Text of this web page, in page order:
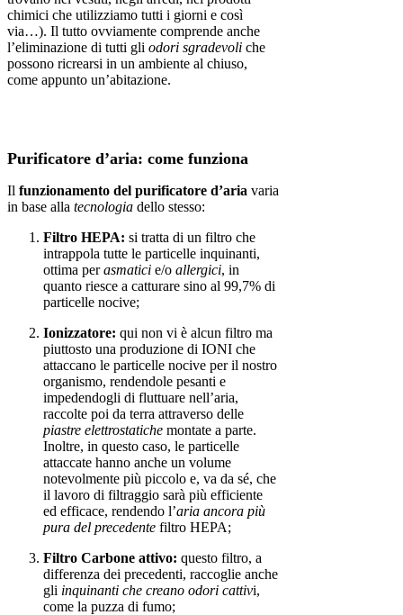
chimici che utilizziamo tutti i giorni e così
via…). Il tutto ovviamente comprende anche
l’eliminazione di tutti gli odori sgradevoli che
possono ricrearsi in un ambiente al chiuso,
come appunto un’abitazione.
Purificatore d’aria: come funziona
Il funzionamento del purificatore d’aria varia
in base alla tecnologia dello stesso:
Filtro HEPA: si tratta di un filtro che
intrappola tutte le particelle inquinanti,
ottima perasmatici e/o allergici, in
quanto riesce a catturare sino al 99,7% di
particelle nocive;
Ionizzatore: qui non vi è alcun filtro ma
piuttosto una produzione di IONI che
attaccano le particelle nocive per il nostro
organismo, rendendole pesanti e
impedendogli di fluttuare nell’aria,
raccolte poi da terra attraverso delle
piastre elettrostatiche montate a parte.
Inoltre, in questo caso, le particelle
attaccate hanno anche un volume
notevolmente più piccolo e, va da sé, che
il lavoro di filtraggio sarà più efficiente
ed efficace, rendendo l’aria ancora più
pura del precedente filtro HEPA;
Filtro Carbone attivo: questo filtro, a
differenza dei precedenti, raccoglie anche
gli inquinanti che creano odori cattivi,
come la puzza di fumo;